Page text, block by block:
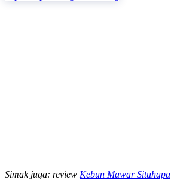
Simak juga: review Kebun Mawar Situhapa